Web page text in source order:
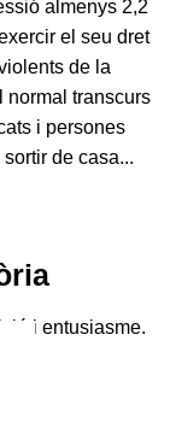
almenys 2,2
el seu dret
de la
normal transcurs
i persones
de casa...
i entusiasme.